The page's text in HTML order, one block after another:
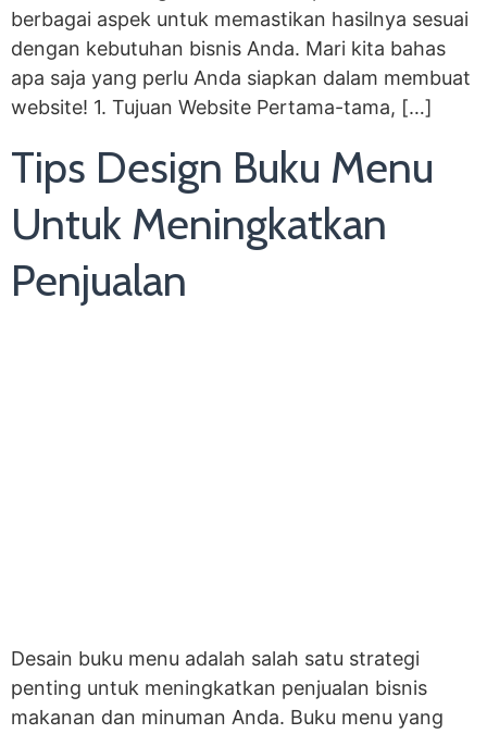
berbagai aspek untuk memastikan hasilnya sesuai
dengan kebutuhan bisnis Anda. Mari kita bahas
apa saja yang perlu Anda siapkan dalam membuat
website! 1. Tujuan Website Pertama-tama, […]
Tips Design Buku Menu
Untuk Meningkatkan
Penjualan
Desain buku menu adalah salah satu strategi
penting untuk meningkatkan penjualan bisnis
makanan dan minuman Anda. Buku menu yang